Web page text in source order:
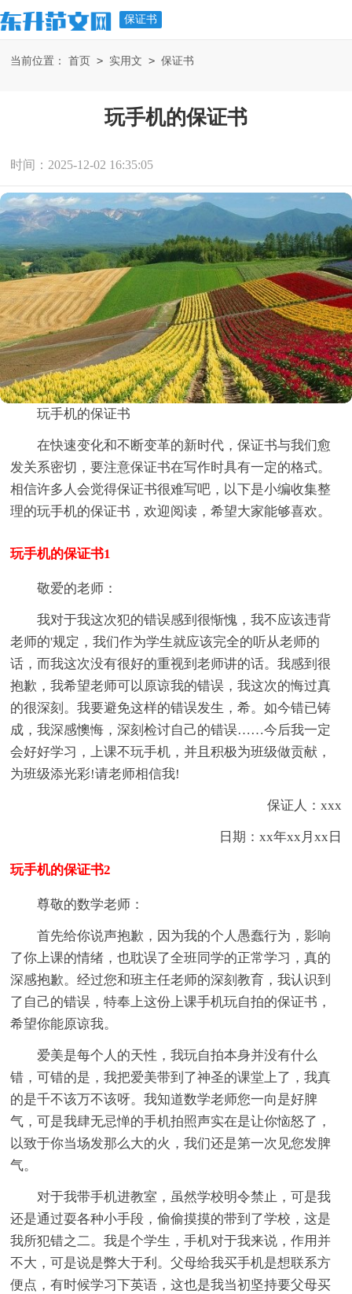
保证书
当前位置： 首页 > 实用文 > 保证书
玩手机的保证书
时间：2025-12-02 16:35:05
玩手机的保证书
在快速变化和不断变革的新时代，保证书与我们愈
发关系密切，要注意保证书在写作时具有一定的格式。
相信许多人会觉得保证书很难写吧，以下是小编收集整
理的玩手机的保证书，欢迎阅读，希望大家能够喜欢。
玩手机的保证书1
敬爱的老师：
我对于我这次犯的错误感到很惭愧，我不应该违背
老师的'规定，我们作为学生就应该完全的听从老师的
话，而我这次没有很好的重视到老师讲的话。我感到很
抱歉，我希望老师可以原谅我的错误，我这次的悔过真
的很深刻。我要避免这样的错误发生，希。如今错已铸
成，我深感懊悔，深刻检讨自己的错误……今后我一定
会好好学习，上课不玩手机，并且积极为班级做贡献，
为班级添光彩!请老师相信我!
保证人：xxx
日期：xx年xx月xx日
玩手机的保证书2
尊敬的数学老师：
首先给你说声抱歉，因为我的个人愚蠢行为，影响
了你上课的情绪，也耽误了全班同学的正常学习，真的
深感抱歉。经过您和班主任老师的深刻教育，我认识到
了自己的错误，特奉上这份上课手机玩自拍的保证书，
希望你能原谅我。
爱美是每个人的天性，我玩自拍本身并没有什么
错，可错的是，我把爱美带到了神圣的课堂上了，我真
的是千不该万不该呀。我知道数学老师您一向是好脾
气，可是我肆无忌惮的手机拍照声实在是让你恼怒了，
以致于你当场发那么大的火，我们还是第一次见您发脾
气。
对于我带手机进教室，虽然学校明令禁止，可是我
还是通过耍各种小手段，偷偷摸摸的带到了学校，这是
我所犯错之二。我是个学生，手机对于我来说，作用并
不大，可是说是弊大于利。父母给我买手机是想联系方
便点，有时候学习下英语，这也是我当初坚持要父母买